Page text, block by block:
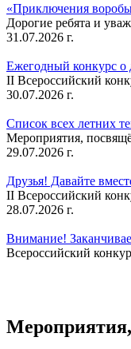
«Приключения
Дорогие ребята и
31.07.2026 г.
Ежегодный конкурс о
II Всероссийский
30.07.2026 г.
Список всех летних
Мероприятия,
29.07.2026 г.
Друзья! Давайте
II Всероссийский
28.07.2026 г.
Внимание!
Всероссийский
Мероприятия,